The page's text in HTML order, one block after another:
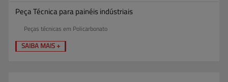
Peça Técnica para painéis indústriais
Peças técnicas em Policarbonato
SAIBA MAIS +